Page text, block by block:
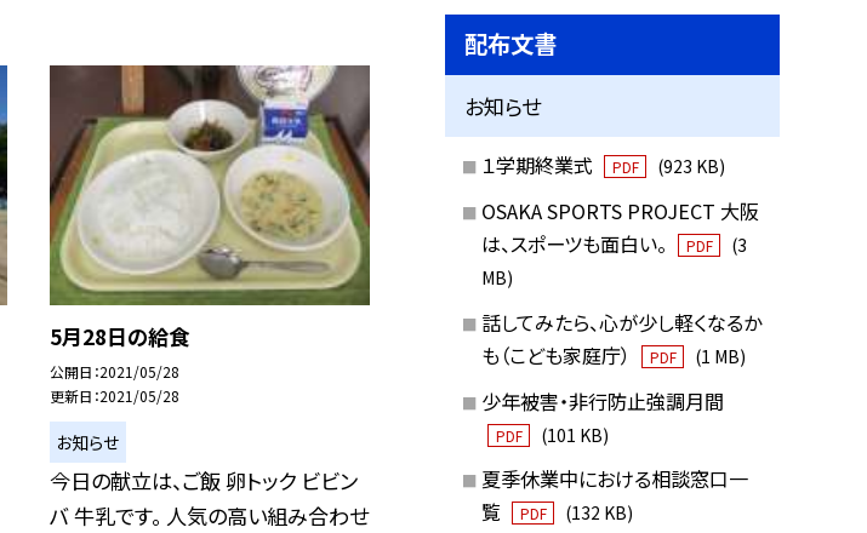
5月28日の給食
公開日 2021/05/28
更新日 2021/05/28
お知らせ
今日の献立は、ご飯 卵トック ビビン
バ 牛乳です。 人気の高い組み合わせ
配布文書
お知らせ
１学期終業式 PDF (923 KB)
OSAKA SPORTS PROJECT 大阪
は、スポーツも面白い。
PDF
(3
MB)
話してみたら、心が少し軽くなるか
も（こども家庭庁）
PDF (1 MB)
少年被害・非行防止強調月間
PDF (101 KB)
夏季休業中における相談窓口一
覧
PDF (132 KB)